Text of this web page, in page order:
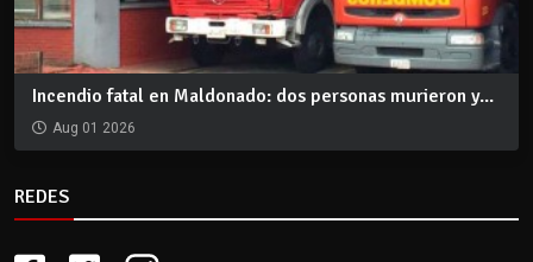
Incendio fatal en Maldonado: dos personas murieron y...
Aug 01 2026
REDES